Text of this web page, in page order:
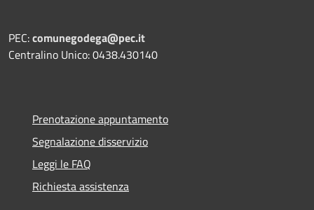
PEC:comunegodega@pec.it
Centralino Unico: 0438.430140
Prenotazione appuntamento
Segnalazione disservizio
Leggi le FAQ
Richiesta assistenza